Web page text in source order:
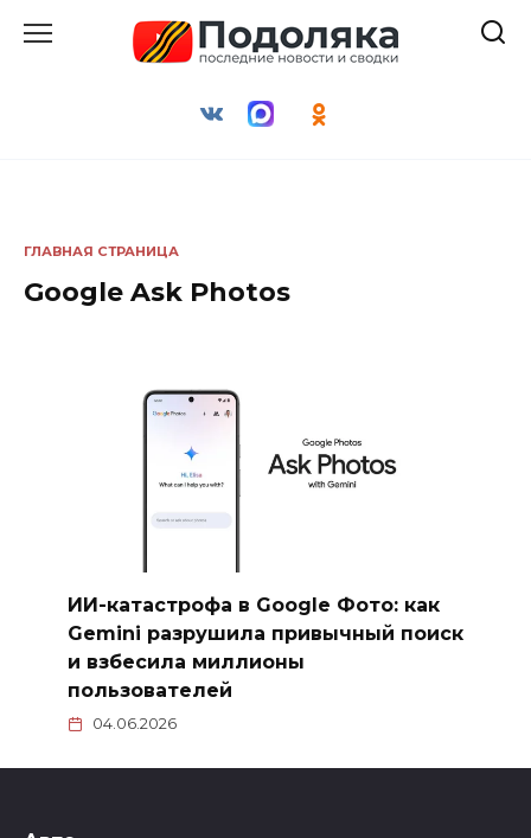
ГЛАВНАЯ СТРАНИЦА
Google Ask Photos
ИИ-катастрофа в Google Фото: как
Gemini разрушила привычный поиск
и взбесила миллионы
пользователей
04.06.2026